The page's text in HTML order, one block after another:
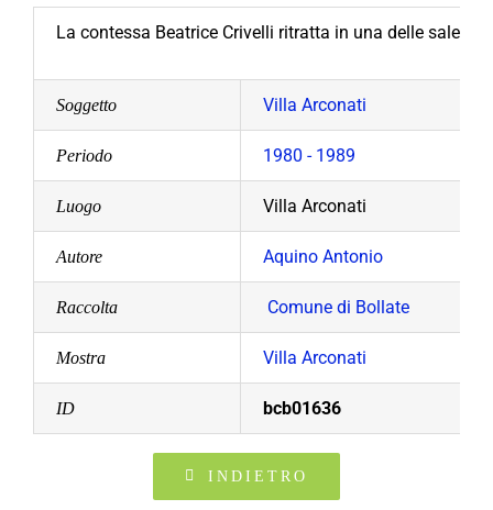
La contessa Beatrice Crivelli ritratta in una delle sale di
Soggetto Villa Arconati
Periodo 1980 - 1989
Luogo Villa Arconati
Autore Aquino Antonio
Raccolta Comune di Bollate
Mostra Villa Arconati
ID bcb01636
INDIETRO